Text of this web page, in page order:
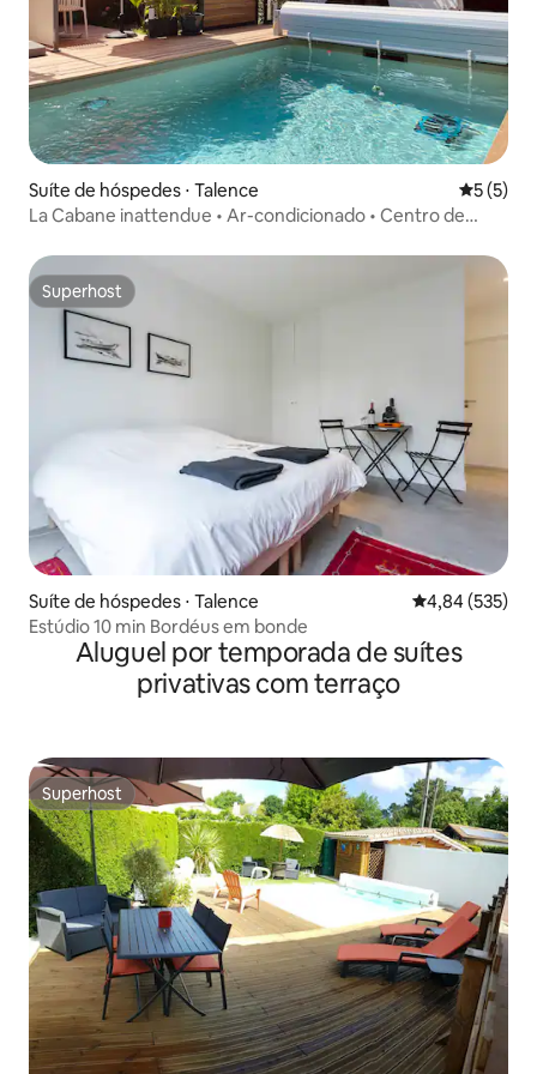
Suíte de hóspedes ⋅ Talence 5 de
5 (5)
La Cabane inattendue • Ar-condicionado • Centro de
Superhost
Superhost
Suíte de hóspedes ⋅ Talence 4,84 de uma
4,84 (535)
Estúdio 10 min Bordéus em bonde
Aluguel por temporada de suítes
privativas com terraço
Superhost
Superhost